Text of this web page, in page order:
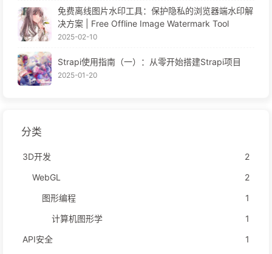
免费离线图片水印工具：保护隐私的浏览器端水印解
决方案 | Free Offline Image Watermark Tool
2025-02-10
Strapi使用指南（一）：从零开始搭建Strapi项目
2025-01-20
分类
3D开发
2
WebGL
2
图形编程
1
计算机图形学
1
API安全
1